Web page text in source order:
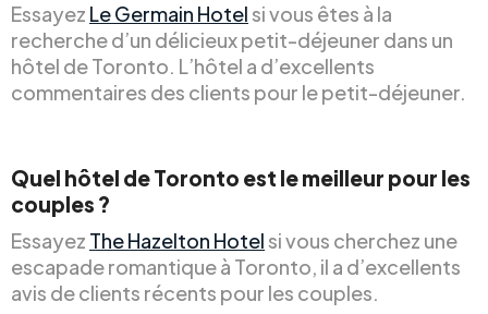
Essayez Le Germain Hotelsi vous êtes à la
recherche d’un délicieux petit-déjeuner dans un
hôtel de Toronto. L’hôtel a d’excellents
commentaires des clients pour le petit-déjeuner.
Quel hôtel de Toronto est le meilleur pour les
couples ?
Essayez The Hazelton Hotelsi vous cherchez une
escapade romantique à Toronto, il a d’excellents
avis de clients récents pour les couples.